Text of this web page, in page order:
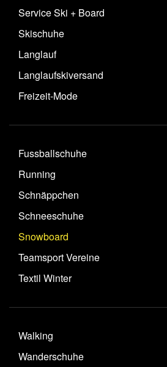
Service Ski + Board
Skischuhe
Langlauf
Langlaufskiversand
Freizeit-Mode
Fussballschuhe
Running
Schnäppchen
Schneeschuhe
Snowboard
Teamsport Vereine
Textil Winter
Walking
Wanderschuhe